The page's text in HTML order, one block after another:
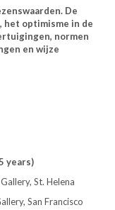
De
het optimisme in de
normen
en wijze
years)
St. Helena
San Francisco